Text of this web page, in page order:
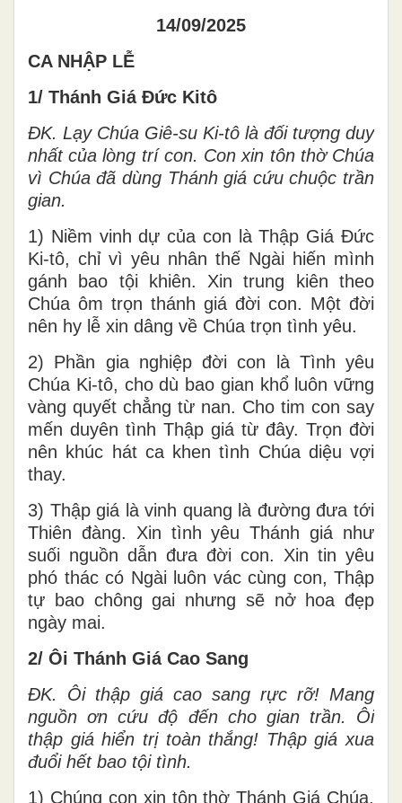
14/09/2025
CA NHẬP LỄ
1/ Thánh Giá Đức Kitô
ĐK. Lạy Chúa Giê-su Ki-tô là đối tượng duy
nhất của lòng trí con. Con xin tôn thờ Chúa
vì Chúa đã dùng Thánh giá cứu chuộc trần
gian.
1) Niềm vinh dự của con là Thập Giá Đức
Ki-tô, chỉ vì yêu nhân thế Ngài hiến mình
gánh bao tội khiên. Xin trung kiên theo
Chúa ôm trọn thánh giá đời con. Một đời
nên hy lễ xin dâng về Chúa trọn tình yêu.
2) Phần gia nghiệp đời con là Tình yêu
Chúa Ki-tô, cho dù bao gian khổ luôn vững
vàng quyết chẳng từ nan. Cho tim con say
mến duyên tình Thập giá từ đây. Trọn đời
nên khúc hát ca khen tình Chúa diệu vợi
thay.
3) Thập giá là vinh quang là đường đưa tới
Thiên đàng. Xin tình yêu Thánh giá như
suối nguồn dẫn đưa đời con. Xin tin yêu
phó thác có Ngài luôn vác cùng con, Thập
tự bao chông gai nhưng sẽ nở hoa đẹp
ngày mai.
2/ Ôi Thánh Giá Cao Sang
ĐK. Ôi thập giá cao sang rực rỡ! Mang
nguồn ơn cứu độ đến cho gian trần. Ôi
thập giá hiển trị toàn thắng! Thập giá xua
đuổi hết bao tội tình.
1) Chúng con xin tôn thờ Thánh Giá Chúa.